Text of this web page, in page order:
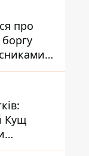
про
це
Кущ